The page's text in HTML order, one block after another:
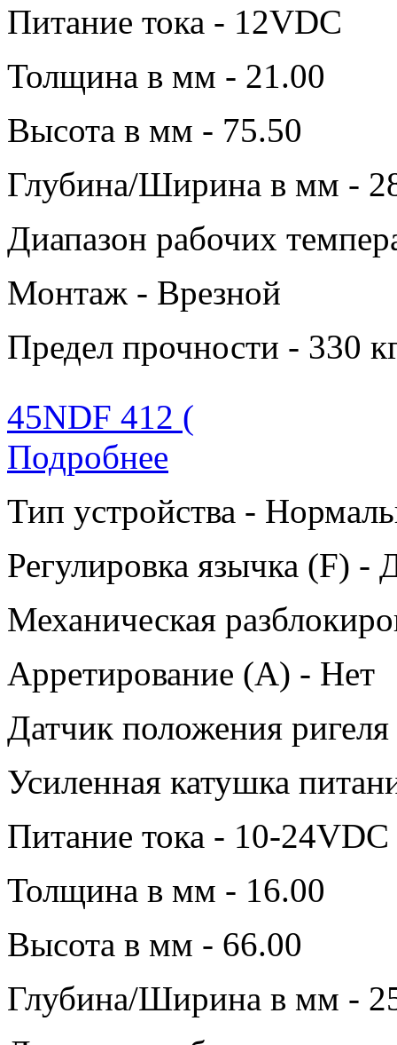
Питание тока - 12VDC
Толщина в мм - 21.00
Высота в мм - 75.50
Глубина/Ширина в мм -
Диапазон рабочих
Монтаж - Врезной
Предел прочности - 330
45NDF 412 (
Подробнее
Тип устройства -
Регулировка язычка (F) -
Механическая
Арретирование (A) - Нет
Датчик положения
Усиленная катушка
Питание тока - 10-24VDC
Толщина в мм - 16.00
Высота в мм - 66.00
Глубина/Ширина в мм -